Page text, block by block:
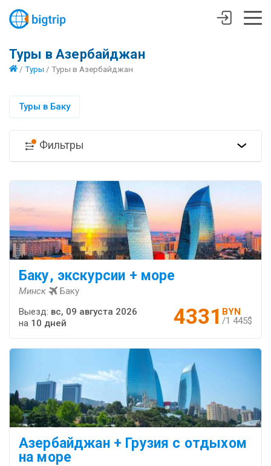
Туры в Азербайджан
/ Туры / Туры в Азербайджан
Туры в Баку
Фильтры
Баку, экскурсии + море
Минск Баку
4331 BYN
/1 445$
Выезд: вс, 09 августа 2026
на 10 дней
Азербайджан + Грузия с отдыхом
на море